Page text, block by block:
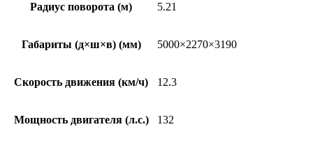
Радиус поворота (м) 5.21
Габариты (д×ш×в) (мм) 5000×2270×3190
Скорость движения (км/ч) 12.3
Мощность двигателя (л.с.) 132